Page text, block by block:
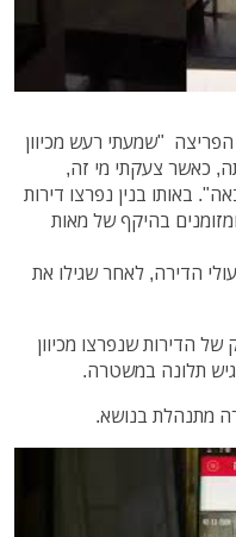
"שמעתי רעש מכיוון
כאשר צעקתי מי זה,
באותו בנין נפרצו דירות
בהיקף של מאות
הדירה, לאחר שגילו את
הדירות שנפרצו מכיוון
תלונה במשטרה.
מתנהלת בנושא.